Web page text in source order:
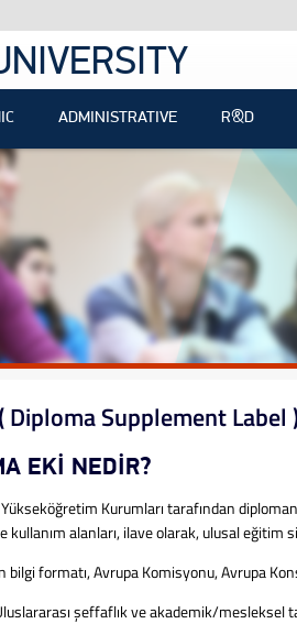
ADMINISTRATIVE R&D
Supplement Label
EKİ NEDİR?
Kurumları tarafından
kullanım alanları, ilave olarak, ulusal
bilgi formatı, Avrupa Komisyonu, Avrupa
şeffaflık ve akademik/mesleksel